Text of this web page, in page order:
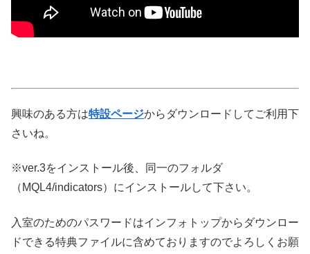
興味のある方は特設ページからダウンロードしてご利用下
さいね。
※ver.3をインストール後、同一のフォルダ
（MQL4/indicators）にインストールして下さい。
入室のためのパスワードはインフォトップからダウンロー
ドできる特典ファイルに含めておりますのでよろしくお願